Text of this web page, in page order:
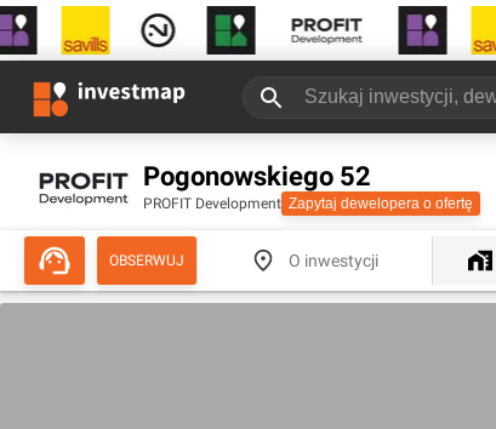
Pogonowskiego 52
PROFIT Development Zapytaj dewelopera o ofertę
OBSERWUJ O inwestycji